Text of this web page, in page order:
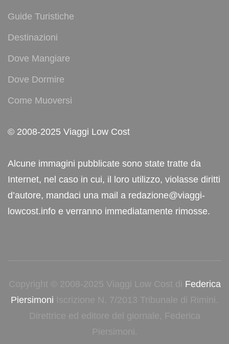
Guide Turistiche
Destinazioni
Dove Mangiare
Dove Dormire
Come Muoversi
© 2008-2025 Viaggi Low Cost
Alcune immagini pubblicate sono state tratte da
Internet, nel caso in cui, il loro utilizzo, violasse diritti
d’autore, mandaci una mail a redazione@viaggi-
lowcost.info e verranno immediatamente rimosse.
Copyright © 2008-2025 Viaggi Low Cost di Federica
Piersimoni Iscrizione N. 7/2013 Tribunale di Rimini.
Direttrice ed editore del giornale, Federica
Piersimoni.